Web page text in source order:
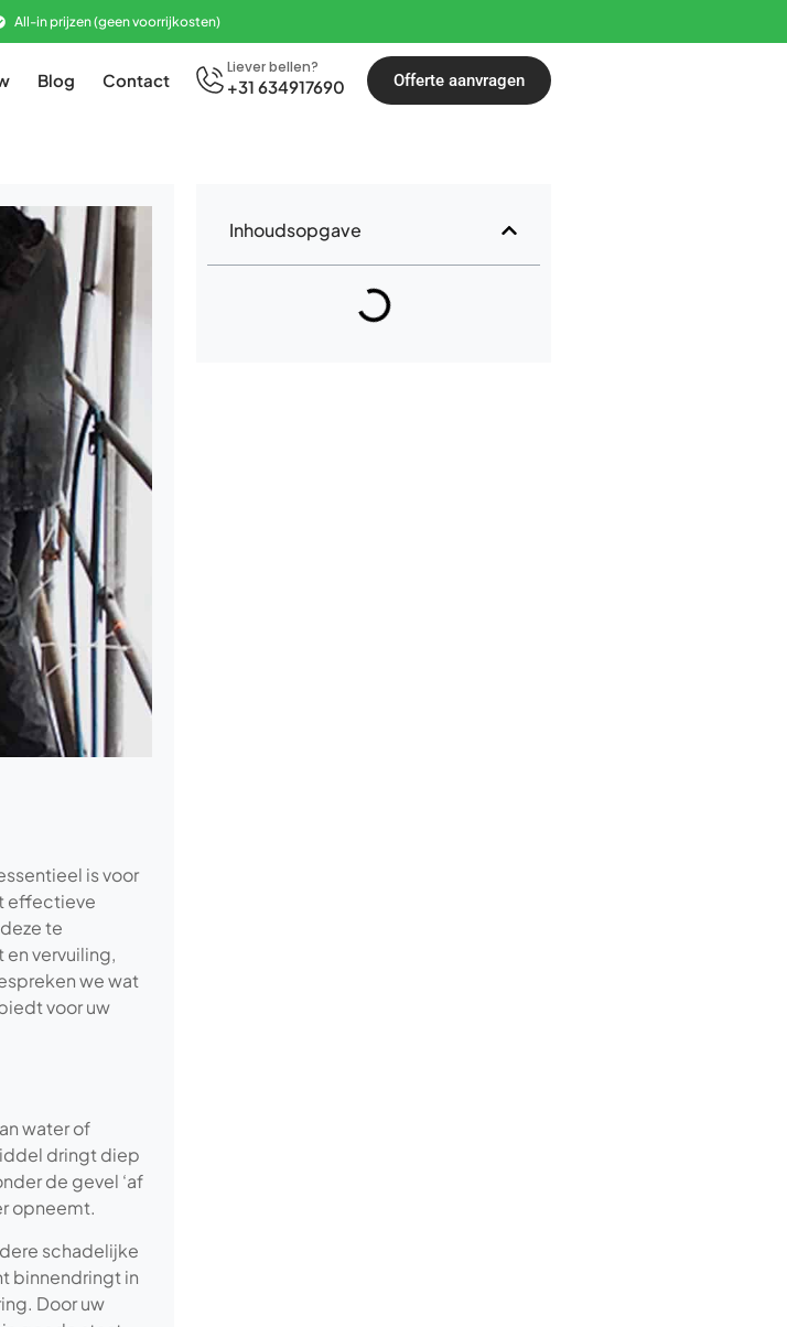
All-in prijzen (geen voorrijkosten)
Blog Contact
Liever bellen?
+31 634917690 Offerte aanvragen
is voor
effectieve
te
vervuiling,
we wat
voor uw
water of
dringt diep
de gevel ‘af
opneemt.
schadelijke
binnendringt in
Door uw
Inhoudsopgave